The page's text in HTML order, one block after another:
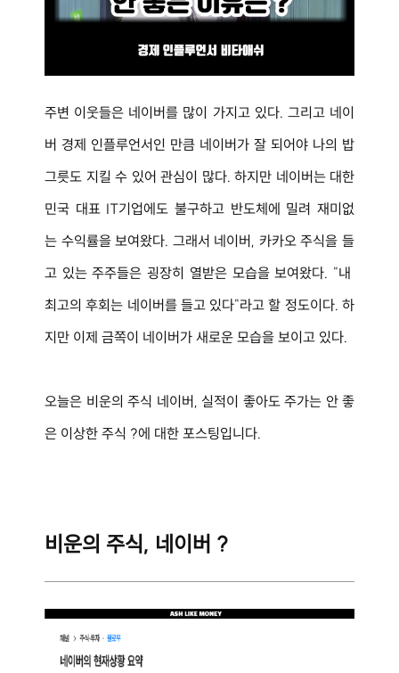
주변 이웃들은 네이버를 많이 가지고 있다. 그리고 네이
버 경제 인플루언서인 만큼 네이버가 잘 되어야 나의 밥
그릇도 지킬 수 있어 관심이 많다. 하지만 네이버는 대한
민국 대표 IT기업에도 불구하고 반도체에 밀려 재미없
는 수익률을 보여왔다. 그래서 네이버, 카카오 주식을 들
고 있는 주주들은 굉장히 열받은 모습을 보여왔다. "내
최고의 후회는 네이버를 들고 있다"라고 할 정도이다. 하
지만 이제 금쪽이 네이버가 새로운 모습을 보이고 있다.
오늘은 비운의 주식 네이버, 실적이 좋아도 주가는 안 좋
은 이상한 주식 ?에 대한 포스팅입니다.
비운의 주식, 네이버 ?